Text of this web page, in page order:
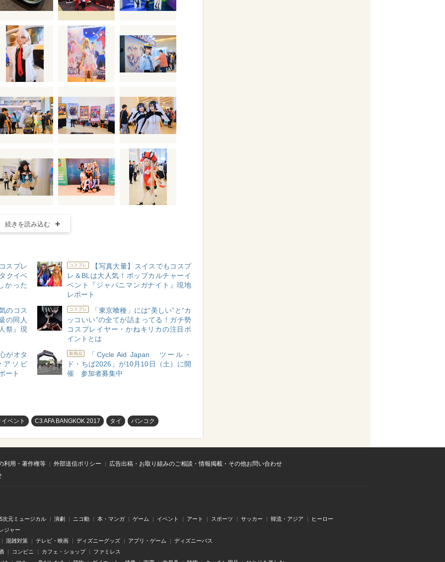
続きを読み込む
スプレ
クイベ
かった
コスプレ
【写真大量】スイスでもコスプ
レ＆BLは大人気！ポップカルチャーイ
ベント『ジャパニマンガナイト』現地
レポート
のコス
の同人
祭』現
コスプレ
「東京喰種」には“美しい”と“カ
ッコいい”の全てが詰まってる！ガチ勢
コスプレイヤー・かねキリカの注目ポ
イントとは
がオタ
ソビ
ート
新商品
「Cycle Aid Japan ツール・
ド・ちば2026」が10月10日（土）に開
催 参加者募集中
ベント C3 AFA BANGKOK 2017 タイ バンコク
利用・著作権等 外部送信ポリシー
広告出稿・お取り組みのご相談・情報掲載・その他お問い合わせ
次元ミュージカル 演劇 ニコ動 本・マンガ ゲーム イベント アート スポーツ サッカー 韓流・アジア
ヒーロー
ジャー
混雑対策
テレビ・映画 ディズニーグッズ アプリ・ゲーム
ディズニーパス
コンビニ カフェ・ショップ
ファミレス